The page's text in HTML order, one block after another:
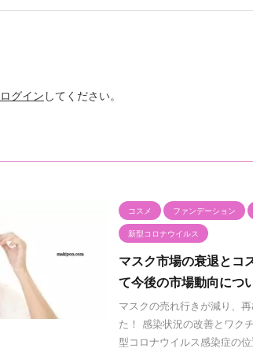
ログイン してください。
コスメ ファンデーション
新型コロナウイルス
マスク市場の衰退とコ
て今後の市場動向につ
マスクの売れ行きが減り、
た！ 感染状況の改善とワク
型コロナウイルス感染症の